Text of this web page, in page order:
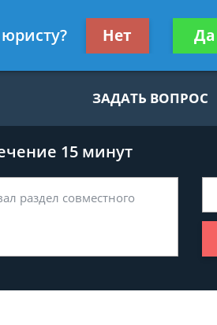
Получите
ЗАДАТЬ ВОПРОС
15 минут
Нет Да